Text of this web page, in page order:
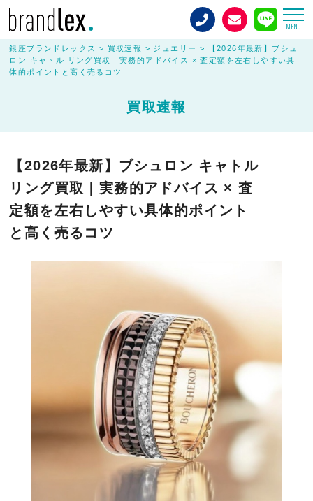
MENU
銀座ブランドレックス > 買取速報 > ジュエリー >
【2026年最新】ブシュ
ロン キャトル リング買取｜実務的アドバイス × 査定額を左右しやすい具
体的ポイントと高く売るコツ
買取速報
【2026年最新】ブシュロン キャトル
リング買取｜実務的アドバイス × 査
定額を左右しやすい具体的ポイント
と高く売るコツ